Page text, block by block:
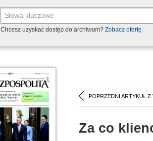
Chcesz uzyskać dostęp do archiwum? Zobacz ofertę
POPRZEDNI ARTYKUŁ Z
Za co